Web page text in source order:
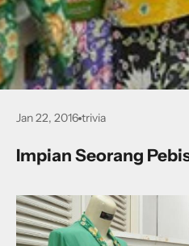
Jan 22, 2016 trivia
Impian Seorang